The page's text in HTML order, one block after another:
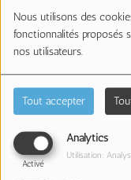
Nous utilisons des
fonctionnalités proposés
nos utilisateurs.
Tout accepter
Analytics
Activé
Utilisation:
RPL Story